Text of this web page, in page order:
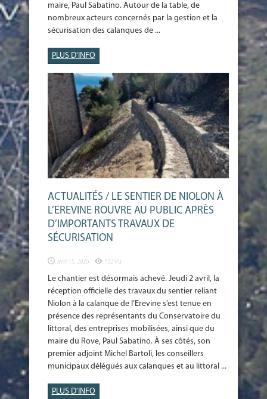
maire, Paul Sabatino. Autour de la table, de
nombreux acteurs concernés par la gestion et la
sécurisation des calanques de ...
PLUS D'INFO
ACTUALITÉS / LE SENTIER DE NIOLON À
L’EREVINE ROUVRE AU PUBLIC APRÈS
D’IMPORTANTS TRAVAUX DE
SÉCURISATION
avril 15, 2026 732 Vu
Le chantier est désormais achevé. Jeudi 2 avril, la
réception officielle des travaux du sentier reliant
Niolon à la calanque de l’Erevine s’est tenue en
présence des représentants du Conservatoire du
littoral, des entreprises mobilisées, ainsi que du
maire du Rove, Paul Sabatino. À ses côtés, son
premier adjoint Michel Bartoli, les conseillers
municipaux délégués aux calanques et au littoral ...
PLUS D'INFO